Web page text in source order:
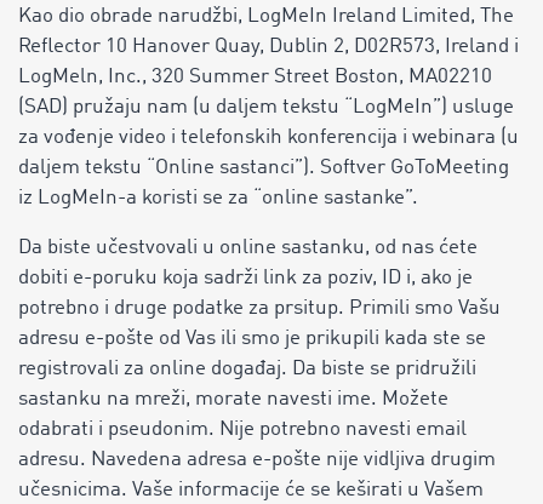
Kao dio obrade narudžbi, LogMeIn Ireland Limited, The
Reflector 10 Hanover Quay, Dublin 2, D02R573, Ireland i
LogMeln, Inc., 320 Summer Street Boston, MA02210
(SAD) pružaju nam (u daljem tekstu “LogMeIn”) usluge
za vođenje video i telefonskih konferencija i webinara (u
daljem tekstu “Online sastanci”). Softver GoToMeeting
iz LogMeIn-a koristi se za “online sastanke”.
Da biste učestvovali u online sastanku, od nas ćete
dobiti e-poruku koja sadrži link za poziv, ID i, ako je
potrebno i druge podatke za prsitup. Primili smo Vašu
adresu e-pošte od Vas ili smo je prikupili kada ste se
registrovali za online događaj. Da biste se pridružili
sastanku na mreži, morate navesti ime. Možete
odabrati i pseudonim. Nije potrebno navesti email
adresu. Navedena adresa e-pošte nije vidljiva drugim
učesnicima. Vaše informacije će se keširati u Vašem